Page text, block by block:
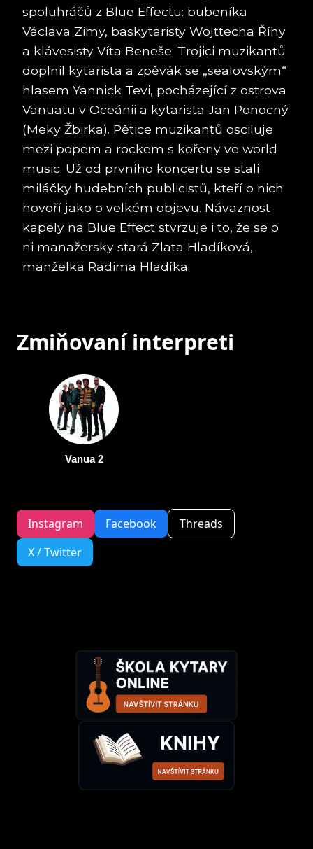
spoluhráčů z Blue Effectu: bubeníka
Václava Zimy, baskytaristy Wojttecha Říhy
a klávesisty Víta Beneše. Trojici muzikantů
doplnil kytarista a zpěvák se „sealovským“
hlasem Yannick Tevi, pocházející z ostrova
Vanuatu v Oceánii a kytarista Jan Ponocný
(Meky Žbirka). Pětice muzikantů osciluje
mezi popem a rockem s kořeny ve world
music. Už od prvního koncertu se stali
miláčky hudebních publicistů, kteří o nich
hovoří jako o velkém objevu. Návaznost
kapely na Blue Effect stvrzuje i to, že se o
ni manažersky stará Zlata Hladíková,
manželka Radima Hladíka.
Zmiňovaní interpreti
Vanua 2
Instagram Facebook
Threads
X / Twitter